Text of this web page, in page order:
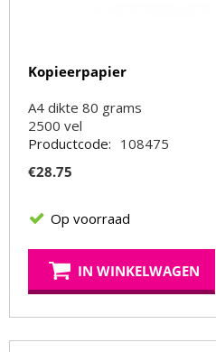
Kopieerpapier
A4 dikte 80 grams
2500 vel
Productcode: 108475
€28.75
Op voorraad
IN WINKELWAGEN